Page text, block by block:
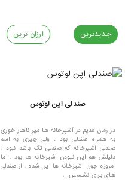
جدیدترین ارزان ترین
صندلی اپن لوتوس
در زمان قدیم در آشپزخانه ها میز ناهار خوری
به همراه صندلی بود ، ولی چیزی به اسم
صندلی آشپزخانه که صندلی تک باشد نبود .
دلیلش هم اپن نبودن آشپزخانه ها بود . اما
امروزه چون آشپزخانه ها اپن شده ، از صندلی
های برای نشستن...